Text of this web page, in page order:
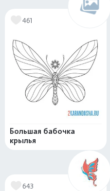
461
Большая бабочка
крылья
643